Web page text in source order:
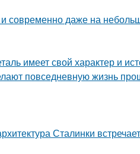
и современно даже на
имеет свой характер и
повседневную жизнь
Сталинки